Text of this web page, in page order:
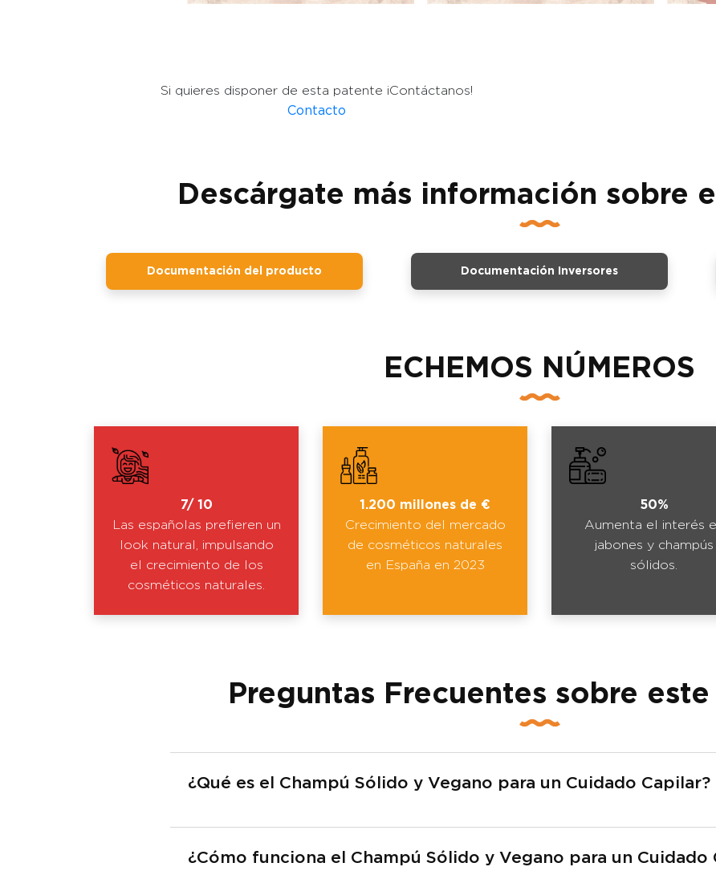
Si quieres disponer de esta patente ¡Contáctanos!
Contacto
Descárgate más información sobre
Documentación del producto Documentación Inversores
ECHEMOS NÚMEROS
7/ 10
Las españolas prefieren un
look natural, impulsando
el crecimiento de los
cosméticos naturales.
1.200 millones de €
Crecimiento del mercado
de cosméticos naturales
en España en 2023
50%
Aumenta el interés
jabones y champús
sólidos.
Preguntas Frecuentes sobre
¿Qué es el Champú Sólido y Vegano para un Cuidado Capilar?
¿Cómo funciona el Champú Sólido y Vegano para un Cuidado